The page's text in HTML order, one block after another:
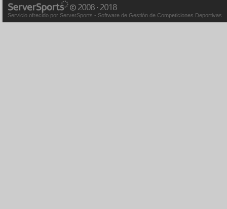
Servicio ofrecido por ServerSports - Software de Gestión de Competiciones Deportivas